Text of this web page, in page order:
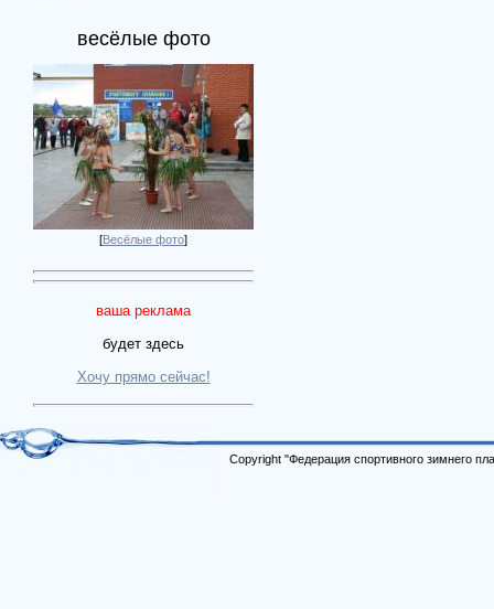
весёлые фото
[Весёлые фото]
ваша реклама
будет здесь
Хочу прямо сейчас!
Copyright "Федерация спортивного зимнего